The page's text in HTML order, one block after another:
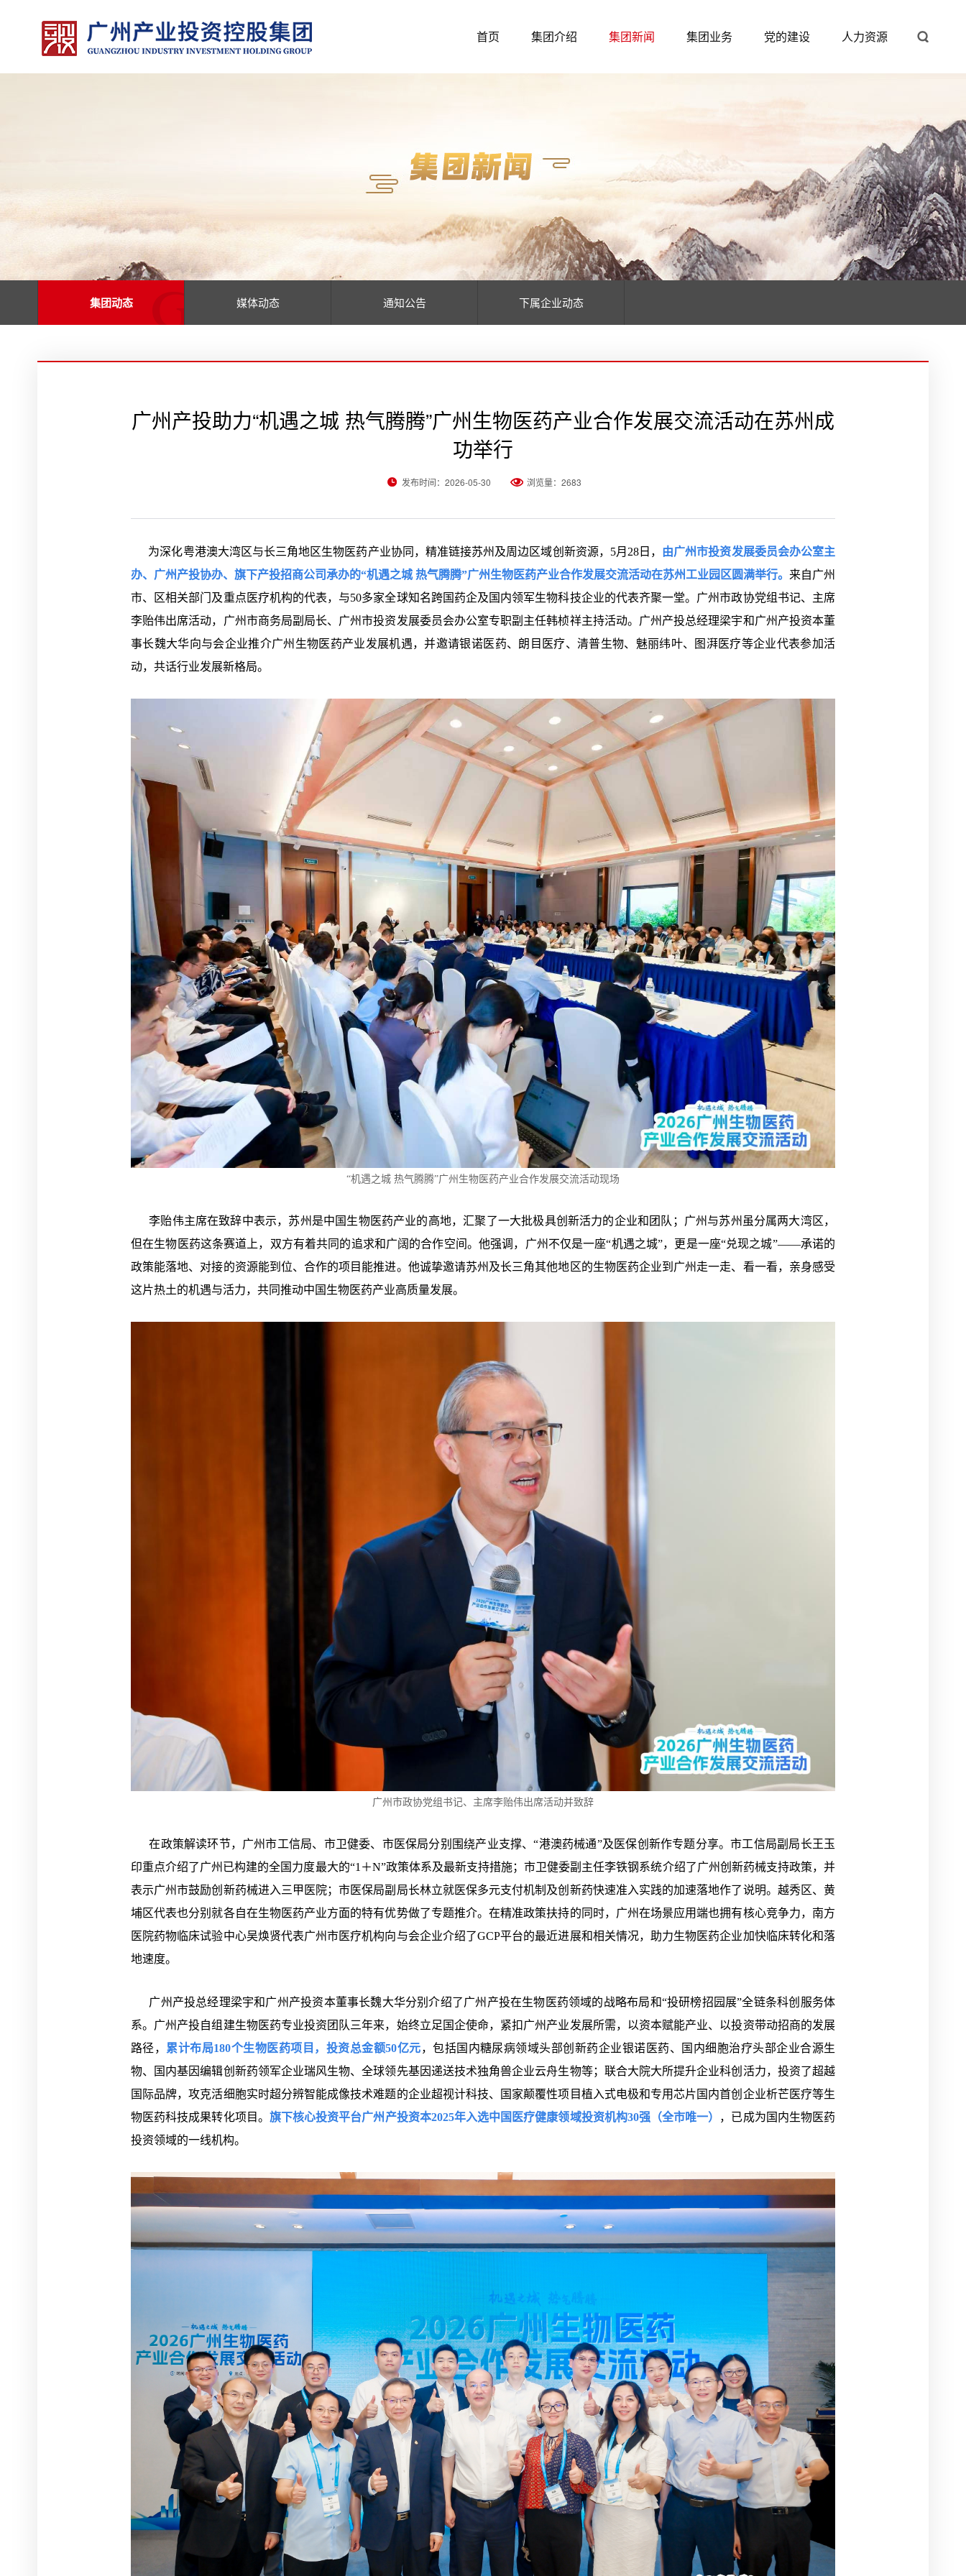
首页 集团介绍 集团新闻 集团业务 党的建设 人力资源
集团动态 媒体动态 通知公告 下属企业动态
广州产投助力“机遇之城 热气腾腾”广州生物医药产业合作发展交流活动在苏州成
功举行
发布时间：2026-05-30 浏览量：2683
为深化粤港澳大湾区与长三角地区生物医药产业协同，精准链接苏州及周边区域创新资源，5月28日， 由广州市投资发展委员会办公室主
办、广州产投协办、旗下产投招商公司承办的“机遇之城 热气腾腾”广州生物医药产业合作发展交流活动在苏州工业园区圆满举行。 来自广州
市、区相关部门及重点医疗机构的代表，与50多家全球知名跨国药企及国内领军生物科技企业的代表齐聚一堂。广州市政协党组书记、主席
李贻伟出席活动，广州市商务局副局长、广州市投资发展委员会办公室专职副主任韩桢祥主持活动。广州产投总经理梁宇和广州产投资本董
事长魏大华向与会企业推介广州生物医药产业发展机遇，并邀请银诺医药、朗目医疗、清普生物、魅丽纬叶、图湃医疗等企业代表参加活
动，共话行业发展新格局。
“机遇之城 热气腾腾”广州生物医药产业合作发展交流活动现场
李贻伟主席在致辞中表示，苏州是中国生物医药产业的高地，汇聚了一大批极具创新活力的企业和团队；广州与苏州虽分属两大湾区，
但在生物医药这条赛道上，双方有着共同的追求和广阔的合作空间。他强调，广州不仅是一座“机遇之城”，更是一座“兑现之城”——承诺的
政策能落地、对接的资源能到位、合作的项目能推进。他诚挚邀请苏州及长三角其他地区的生物医药企业到广州走一走、看一看，亲身感受
这片热土的机遇与活力，共同推动中国生物医药产业高质量发展。
广州市政协党组书记、主席李贻伟出席活动并致辞
在政策解读环节，广州市工信局、市卫健委、市医保局分别围绕产业支撑、“港澳药械通”及医保创新作专题分享。市工信局副局长王玉
印重点介绍了广州已构建的全国力度最大的“1＋N”政策体系及最新支持措施；市卫健委副主任李铁钢系统介绍了广州创新药械支持政策，并
表示广州市鼓励创新药械进入三甲医院；市医保局副局长林立就医保多元支付机制及创新药快速准入实践的加速落地作了说明。越秀区、黄
埔区代表也分别就各自在生物医药产业方面的特有优势做了专题推介。在精准政策扶持的同时，广州在场景应用端也拥有核心竞争力，南方
医院药物临床试验中心吴焕贤代表广州市医疗机构向与会企业介绍了GCP平台的最近进展和相关情况，助力生物医药企业加快临床转化和落
地速度。
广州产投总经理梁宇和广州产投资本董事长魏大华分别介绍了广州产投在生物医药领域的战略布局和“投研榜招园展”全链条科创服务体
系。广州产投自组建生物医药专业投资团队三年来，始终立足国企使命，紧扣广州产业发展所需，以资本赋能产业、以投资带动招商的发展
路径， 累计布局180个生物医药项目，投资总金额50亿元，包括国内糖尿病领域头部创新药企业银诺医药、国内细胞治疗头部企业合源生
物、国内基因编辑创新药领军企业瑞风生物、全球领先基因递送技术独角兽企业云舟生物等；联合大院大所提升企业科创活力，投资了超越
国际品牌，攻克活细胞实时超分辨智能成像技术难题的企业超视计科技、国家颠覆性项目植入式电极和专用芯片国内首创企业析芒医疗等生
物医药科技成果转化项目。 旗下核心投资平台广州产投资本2025年入选中国医疗健康领域投资机构30强（全市唯一） ，已成为国内生物医药
投资领域的一线机构。